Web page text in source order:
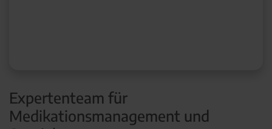
Expertenteam für
Medikationsmanagement und